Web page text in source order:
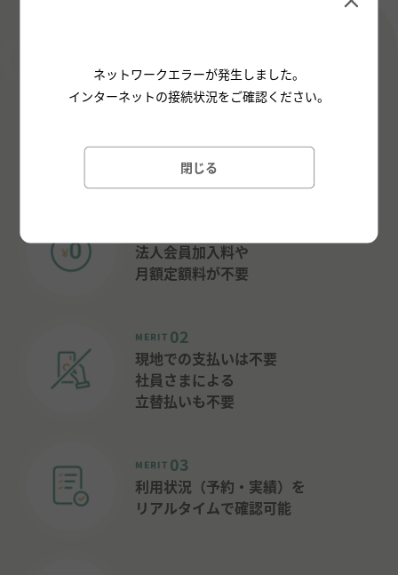
ネットワークエラーが発生しました。
インターネットの接続状況をご確認ください。
閉じる
法人会員について
外出時のスキマ時間を有効活用しませんか
法人会員加入料や
月額定額料が不要
MERIT 02
現地での支払いは不要
社員さまによる
立替払いも不要
MERIT 03
利用状況（予約・実績）を
リアルタイムで確認可能